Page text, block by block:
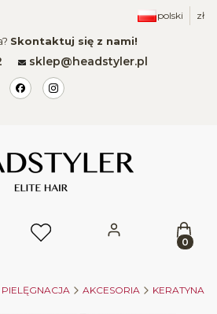
polski zł
Skontaktuj się z nami!
sklep@headstyler.pl
wyszukiwarkę
AKCESORIA KERATYNA